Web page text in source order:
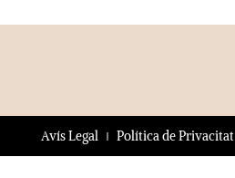
Avís Legal Política de Privacitat